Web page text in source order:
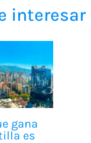
interesar
gana
es